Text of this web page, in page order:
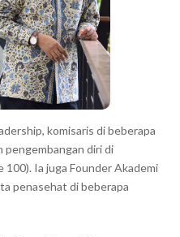
komisaris di beberapa
pengembangan diri di
Ia juga Founder Akademi
penasehat di beberapa